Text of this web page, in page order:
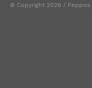
© Copyright 2026 / Peppos